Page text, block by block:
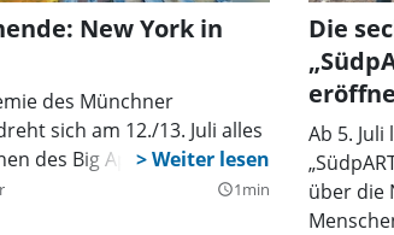
New York in
des Münchner
sich am 12./13. Juli alles
des Big Apple.
query_builder1min
Die
Ab 5.
über die